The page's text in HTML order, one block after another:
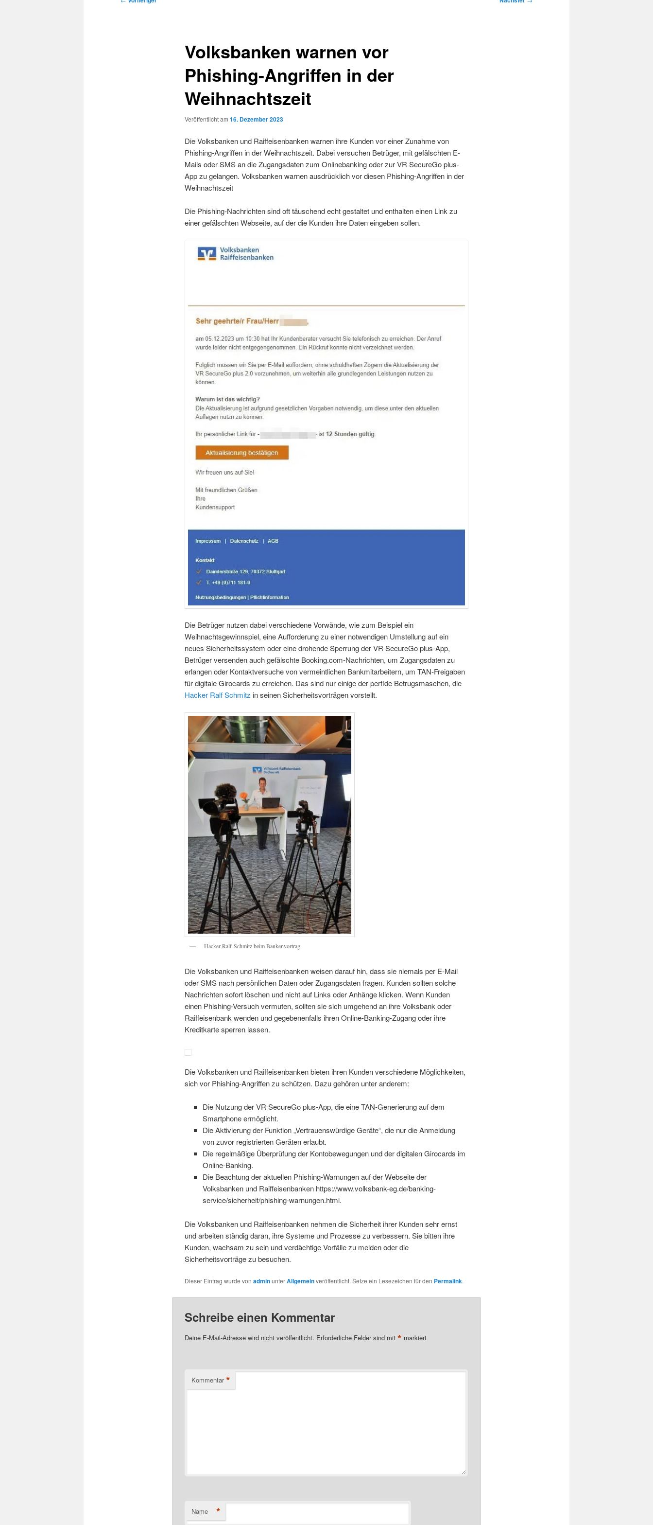
Volksbanken warnen vor
Phishing-Angriffen in der
Weihnachtszeit
Veröffentlicht am 16. Dezember 2023
Die Volksbanken und Raiffeisenbanken warnen ihre Kunden vor einer Zunahme von
Phishing-Angriffen in der Weihnachtszeit. Dabei versuchen Betrüger, mit gefälschten E-
Mails oder SMS an die Zugangsdaten zum Onlinebanking oder zur VR SecureGo plus-
App zu gelangen. Volksbanken warnen ausdrücklich vor diesen Phishing-Angriffen in der
Weihnachtszeit
Die Phishing-Nachrichten sind oft täuschend echt gestaltet und enthalten einen Link zu
einer gefälschten Webseite, auf der die Kunden ihre Daten eingeben sollen.
Die Betrüger nutzen dabei verschiedene Vorwände, wie zum Beispiel ein
Weihnachtsgewinnspiel, eine Aufforderung zu einer notwendigen Umstellung auf ein
neues Sicherheitssystem oder eine drohende Sperrung der VR SecureGo plus-App,
Betrüger versenden auch gefälschte Booking.com-Nachrichten, um Zugangsdaten zu
erlangen oder Kontaktversuche von vermeintlichen Bankmitarbeitern, um TAN-Freigaben
für digitale Girocards zu erreichen. Das sind nur einige der perfide Betrugsmaschen, die
Hacker Ralf Schmitz in seinen Sicherheitsvorträgen vorstellt.
Hacker-Ralf-Schmitz beim Bankenvortrag
Die Volksbanken und Raiffeisenbanken weisen darauf hin, dass sie niemals per E-Mail
oder SMS nach persönlichen Daten oder Zugangsdaten fragen. Kunden sollten solche
Nachrichten sofort löschen und nicht auf Links oder Anhänge klicken. Wenn Kunden
einen Phishing-Versuch vermuten, sollten sie sich umgehend an ihre Volksbank oder
Raiffeisenbank wenden und gegebenenfalls ihren Online-Banking-Zugang oder ihre
Kreditkarte sperren lassen.
Die Volksbanken und Raiffeisenbanken bieten ihren Kunden verschiedene Möglichkeiten,
sich vor Phishing-Angriffen zu schützen. Dazu gehören unter anderem:
Die Nutzung der VR SecureGo plus-App, die eine TAN-Generierung auf dem
Smartphone ermöglicht.
Die Aktivierung der Funktion „Vertrauenswürdige Geräte“, die nur die Anmeldung
von zuvor registrierten Geräten erlaubt.
Die regelmäßige Überprüfung der Kontobewegungen und der digitalen Girocards im
Online-Banking.
Die Beachtung der aktuellen Phishing-Warnungen auf der Webseite der
Volksbanken und Raiffeisenbanken https://www.volksbank-eg.de/banking-
service/sicherheit/phishing-warnungen.html.
Die Volksbanken und Raiffeisenbanken nehmen die Sicherheit ihrer Kunden sehr ernst
und arbeiten ständig daran, ihre Systeme und Prozesse zu verbessern. Sie bitten ihre
Kunden, wachsam zu sein und verdächtige Vorfälle zu melden oder die
Sicherheitsvorträge zu besuchen.
Dieser Eintrag wurde von adminunterAllgemeinveröffentlicht. Setze ein Lesezeichen für den Permalink.
Schreibe einen Kommentar
Deine E-Mail-Adresse wird nicht veröffentlicht. Erforderliche Felder sind mit * markiert
Kommentar *
Name *